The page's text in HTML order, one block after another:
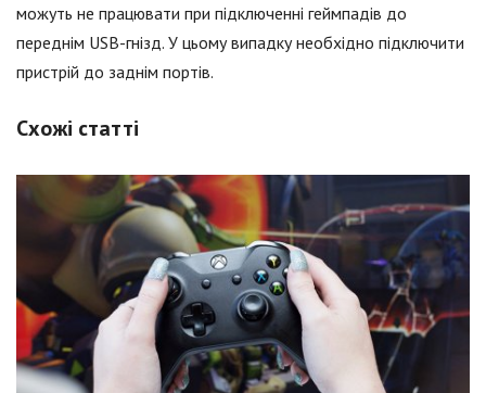
можуть не працювати при підключенні геймпадів до
переднім USB-гнізд. У цьому випадку необхідно підключити
пристрій до заднім портів.
Схожі статті